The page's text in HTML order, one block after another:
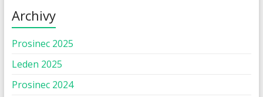
Archivy
Prosinec 2025
Leden 2025
Prosinec 2024